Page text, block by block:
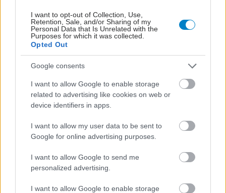
I want to opt-out of Collection, Use,
Retention, Sale, and/or Sharing of my
Personal Data that Is Unrelated with the
Purposes for which it was collected.
Opted Out
Google consents
I want to allow Google to enable storage
related to advertising like cookies on web or
device identifiers in apps.
I want to allow my user data to be sent to
Google for online advertising purposes.
I want to allow Google to send me
personalized advertising.
I want to allow Google to enable storage
Οι αλλαγές στο σώμα που θεωρούνται φυσιολογικές
με το πέρασμα του χρόνου